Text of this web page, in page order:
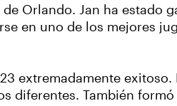
Orlando. Jan ha estado
en uno de los mejores
extremadamente exitoso.
diferentes. También